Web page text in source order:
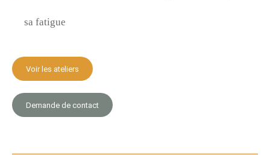
sa fatigue
Voir les ateliers
Demande de contact